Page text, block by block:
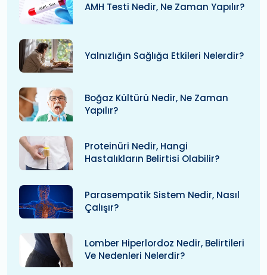
AMH Testi Nedir, Ne Zaman Yapılır?
Yalnızlığın Sağlığa Etkileri Nelerdir?
Boğaz Kültürü Nedir, Ne Zaman
Yapılır?
Proteinüri Nedir, Hangi
Hastalıkların Belirtisi Olabilir?
Parasempatik Sistem Nedir, Nasıl
Çalışır?
Lomber Hiperlordoz Nedir, Belirtileri
Ve Nedenleri Nelerdir?